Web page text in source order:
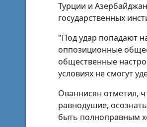
Турции и
государственных
"Под удар попадают
оппозиционные
общественные
условиях не смогут
Ованнисян отметил,
равнодушие,
быть полноправным